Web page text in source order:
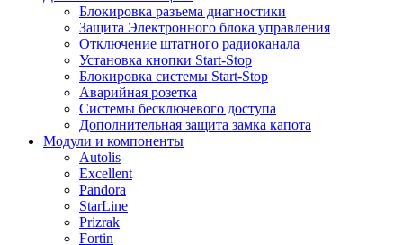
Блокировка разъема диагностики
Защита Электронного блока управления
Отключение штатного радиоканала
Установка кнопки Start-Stop
Блокировка системы Start-Stop
Аварийная розетка
Системы бесключевого доступа
Дополнительная защита замка капота
Модули и компоненты
Autolis
Excellent
Pandora
StarLine
Prizrak
Fortin